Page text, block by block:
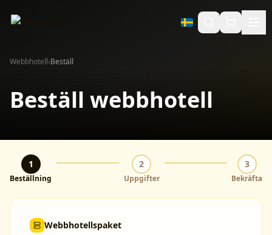
Webbhotell›Beställ
Beställ webbhotell
1
Beställning
2
Uppgifter
3
Bekräfta
Webbhotellspaket